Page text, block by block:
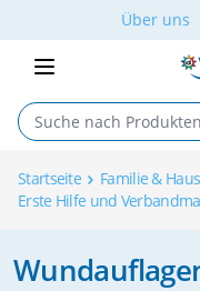
Skip to ContentÜber uns
Startseite
Familie &
Erste Hilfe und